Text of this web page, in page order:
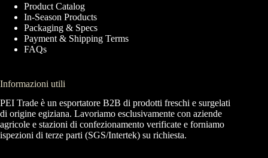
Product Catalog
In-Season Products
Packaging & Specs
Payment & Shipping Terms
FAQs
Informazioni utili
PEI Trade è un esportatore B2B di prodotti freschi e surgelati
di origine egiziana. Lavoriamo esclusivamente con aziende
agricole e stazioni di confezionamento verificate e forniamo
ispezioni di terze parti (SGS/Intertek) su richiesta.